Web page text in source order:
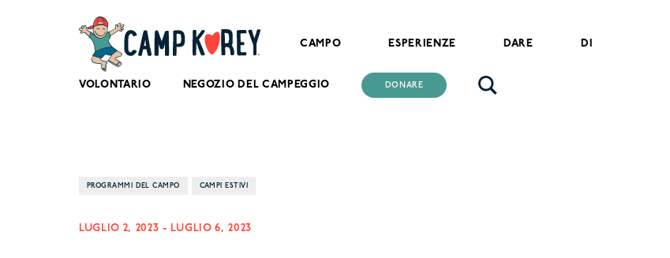
CAMPO ESPERIENZE DARE DI
VOLONTARIO NEGOZIO DEL CAMPEGGIO DONARE
PROGRAMMI DEL CAMPO CAMPI ESTIVI
LUGLIO 2, 2023 - LUGLIO 6, 2023